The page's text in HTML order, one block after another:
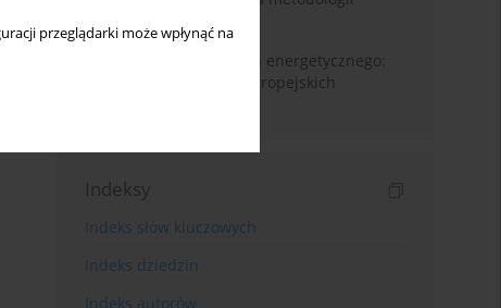
przeglądarki może wpłynąć na
Od pandemii do kryzysu energetycznego:
dynamika ubóstwa w europejskich
Indeksy
Indeks słów kluczowych
Indeks dziedzin
Indeks autorów